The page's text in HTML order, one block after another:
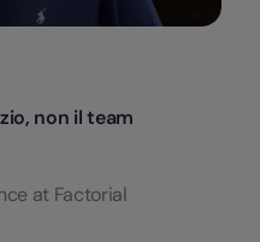
non il team
at Factorial